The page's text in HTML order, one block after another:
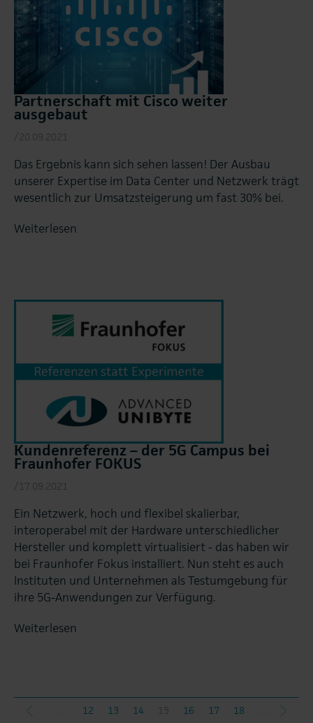
Partnerschaft mit Cisco weiter
ausgebaut
/20.09.2021
Das Ergebnis kann sich sehen lassen! Der Ausbau
unserer Expertise im Data Center und Netzwerk trägt
wesentlich zur Umsatzsteigerung um fast 30% bei.
Weiterlesen
Kundenreferenz – der 5G Campus bei
Fraunhofer FOKUS
/17.09.2021
Ein Netzwerk, hoch und flexibel skalierbar,
interoperabel mit der Hardware unterschiedlicher
Hersteller und komplett virtualisiert - das haben wir
bei Fraunhofer Fokus installiert. Nun steht es auch
Instituten und Unternehmen als Testumgebung für
ihre 5G-Anwendungen zur Verfügung.
Weiterlesen
12 13 14 15 16 17 18